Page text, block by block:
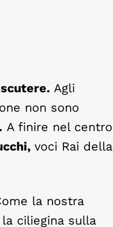
Agli
non sono
A finire nel centro
voci Rai della
la nostra
ciliegina sulla